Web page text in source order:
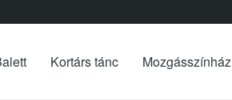
Kortárs tánc Mozgásszínház